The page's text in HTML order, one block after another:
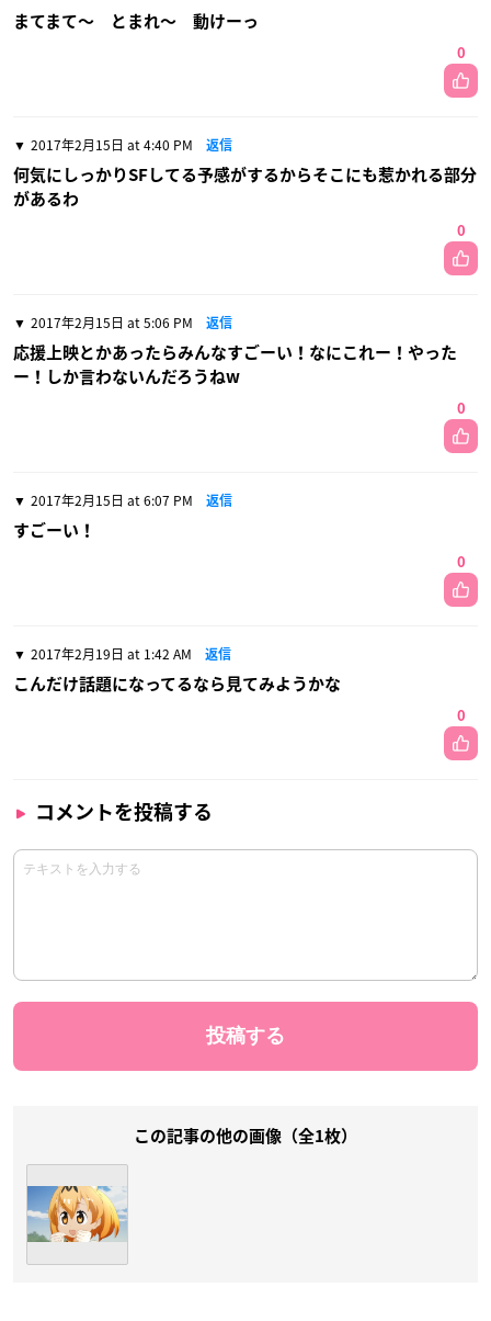
まてまて〜 とまれ〜 動けーっ
0
2017年2月15日 at 4:40 PM 返信
何気にしっかりSFしてる予感がするからそこにも惹かれる部分
があるわ
0
2017年2月15日 at 5:06 PM 返信
応援上映とかあったらみんなすごーい！なにこれー！やった
ー！しか言わないんだろうねw
0
2017年2月15日 at 6:07 PM 返信
すごーい！
0
2017年2月19日 at 1:42 AM 返信
こんだけ話題になってるなら見てみようかな
0
コメントを投稿する
この記事の他の画像（全1枚）